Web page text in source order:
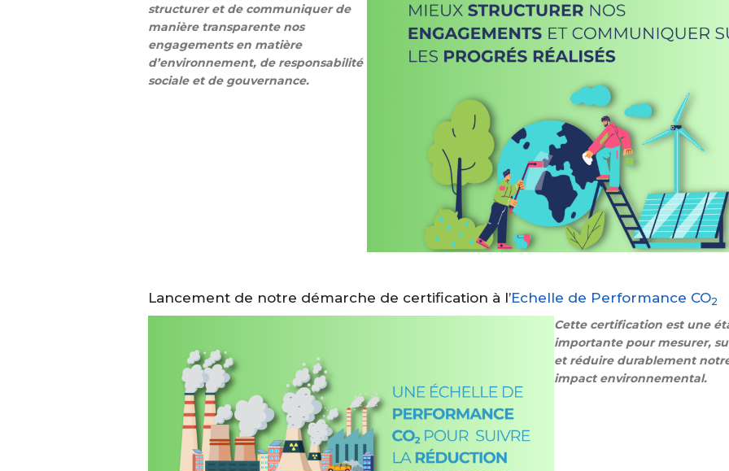
structurer et de communiquer de
manière transparente nos
engagements en matière
d’environnement, de responsabilité
sociale et de gouvernance.
Lancement de notre démarche de certification à l’Echelle de Performance CO2
Cette certification est une
importante pour mesurer,
et réduire durablement
impact environnemental.